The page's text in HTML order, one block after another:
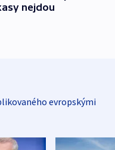
nejdou
evropskými